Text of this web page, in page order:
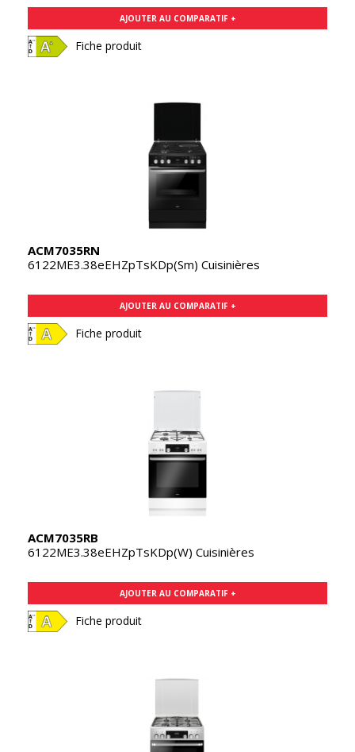
AJOUTER AU COMPARATIF +
Fiche produit
ACM7035RN
6122ME3.38eEHZpTsKDp(Sm) Cuisinières
AJOUTER AU COMPARATIF +
Fiche produit
ACM7035RB
6122ME3.38eEHZpTsKDp(W) Cuisinières
AJOUTER AU COMPARATIF +
Fiche produit